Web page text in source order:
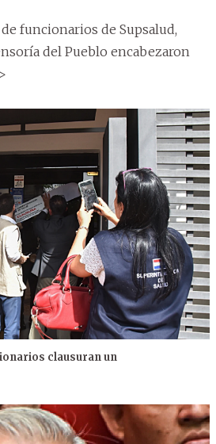
funcionarios de Supsalud,
del Pueblo encabezaron
clausuran un